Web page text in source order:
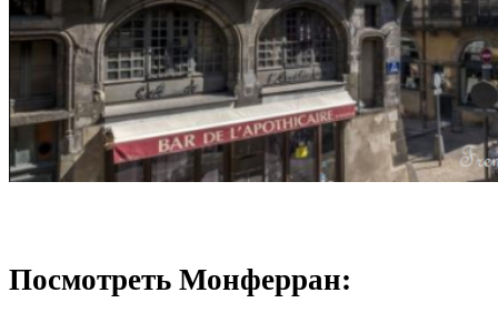
Посмотреть Монферран: